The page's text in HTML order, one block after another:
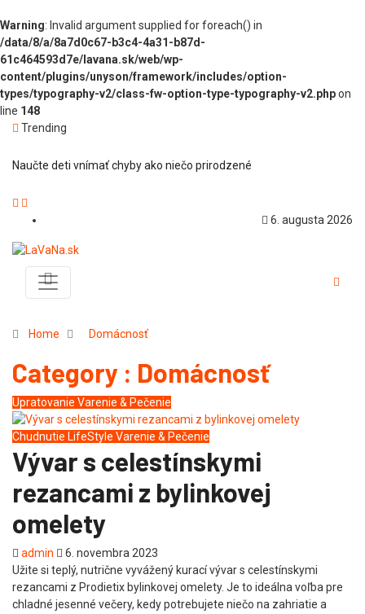
Warning: Invalid argument supplied for foreach() in
/data/8/a/8a7d0c67-b3c4-4a31-b87d-
61c464593d7e/lavana.sk/web/wp-
content/plugins/unyson/framework/includes/option-
types/typography-v2/class-fw-option-type-typography-v2.phpon
line 148
Trending
Naučte deti vnímať chyby ako niečo prirodzené
6. augusta 2026
Home Domácnosť
Category : Domácnosť
Upratovanie Varenie & Pečenie
Chudnutie LifeStyle Varenie & Pečenie
Vývar s celestínskymi
rezancami z bylinkovej
omelety
admin
6. novembra 2023
Užite si teplý, nutrične vyvážený kurací vývar s celestínskymi
rezancami z Prodietix bylinkovej omelety. Je to ideálna voľba pre
chladné jesenné večery, kedy potrebujete niečo na zahriatie a